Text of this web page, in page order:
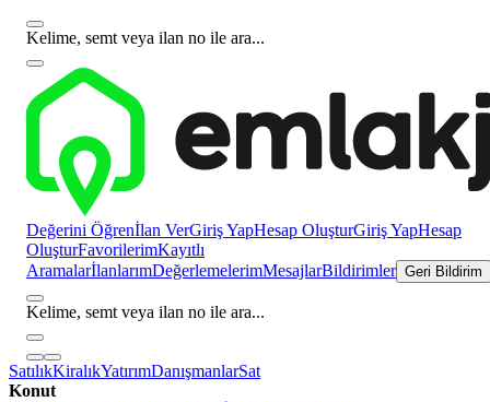
Kelime, semt veya ilan no ile ara...
Değerini Öğrenİlan VerGiriş YapHesap OluşturGiriş YapHesap
OluşturFavorilerimKayıtlı
AramalarİlanlarımDeğerlemelerimMesajlarBildirimler Geri Bildirim
Kelime, semt veya ilan no ile ara...
SatılıkKiralıkYatırımDanışmanlarSat
Konut